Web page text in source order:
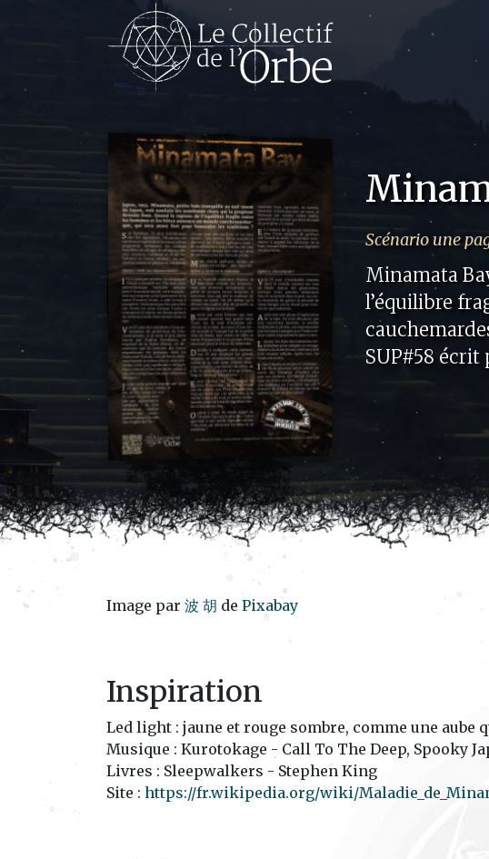
Scénario une
Minamata
l’équilibre
SUP#58 écrit
Image par 波 胡 de Pixabay
Inspiration
Led light : jaune et rouge sombre, comme une
Musique : Kurotokage - Call To The Deep, Spooky
Livres : Sleepwalkers - Stephen King
Site : https://fr.wikipedia.org/wiki/